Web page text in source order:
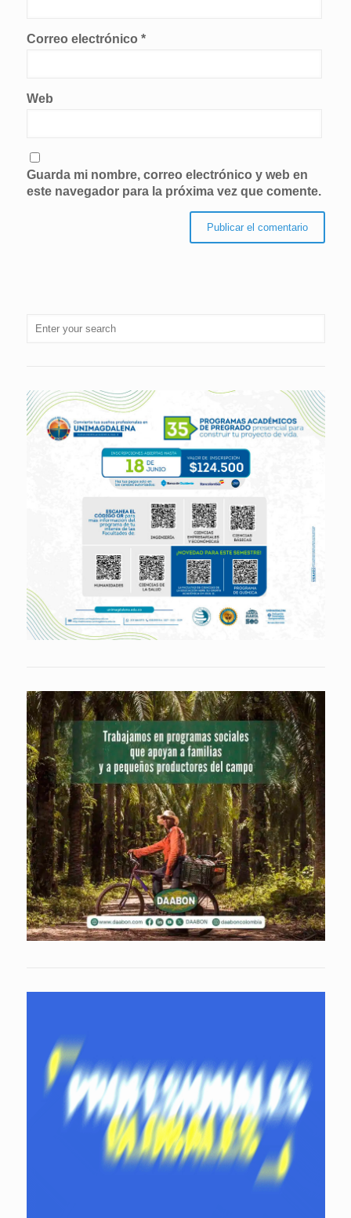
Correo electrónico *
Web
Guarda mi nombre, correo electrónico y web en
este navegador para la próxima vez que comente.